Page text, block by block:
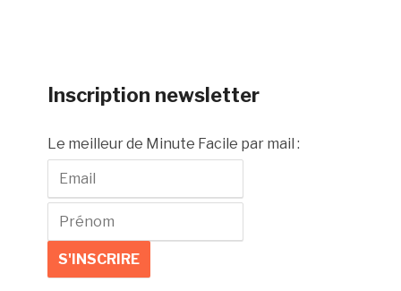
Inscription newsletter
Le meilleur de Minute Facile par mail :